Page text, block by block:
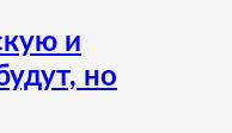
и
но